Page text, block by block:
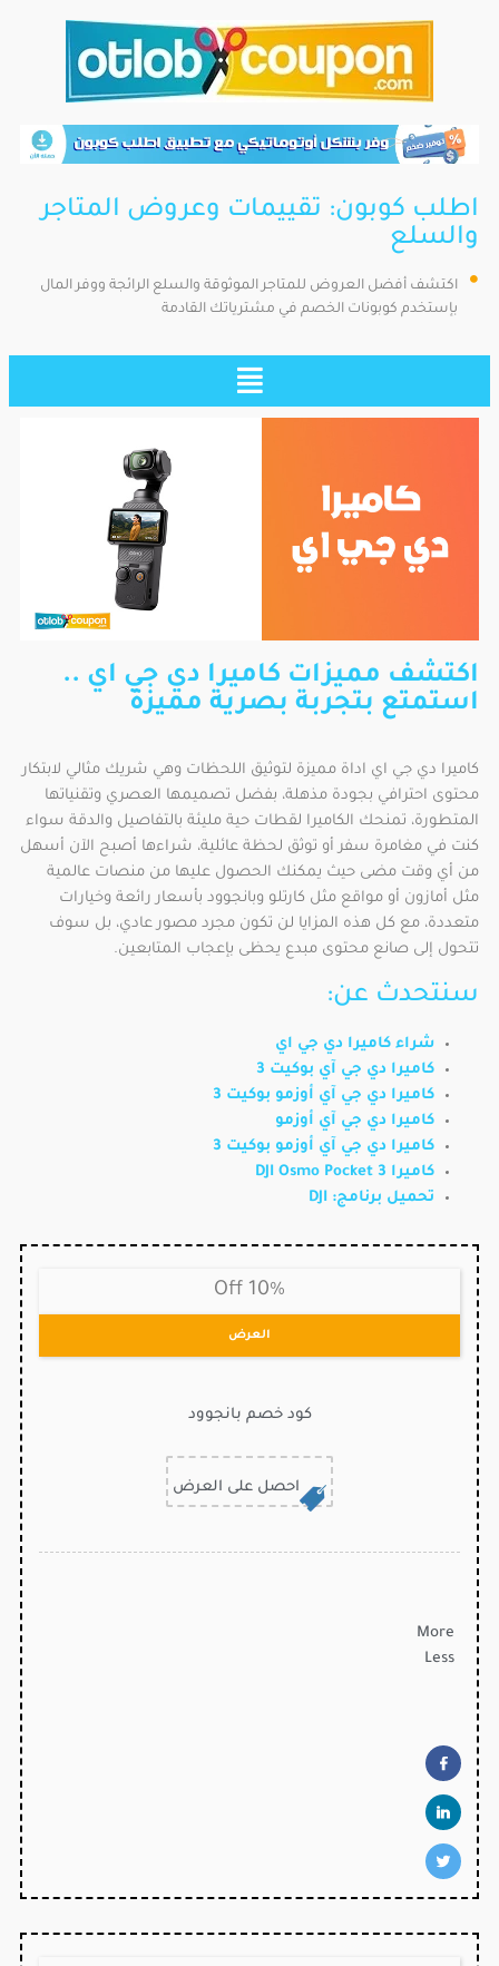
اطلب كوبون: تقييمات وعروض المتاجر
والسلع
اكتشف أفضل العروض للمتاجر الموثوقة والسلع الرائجة ووفر المال
بإستخدم كوبونات الخصم في مشترياتك القادمة
اكتشف مميزات كاميرا دي جي اي ..
استمتع بتجربة بصرية مميزة
كاميرا دي جي اي اداة مميزة لتوثيق اللحظات وهي شريك مثالي لابتكار
محتوى احترافي بجودة مذهلة، بفضل تصميمها العصري وتقنياتها
المتطورة، تمنحك الكاميرا لقطات حية مليئة بالتفاصيل والدقة سواء
كنت في مغامرة سفر أو توثق لحظة عائلية، شراءها أصبح الآن أسهل
من أي وقت مضى حيث يمكنك الحصول عليها من منصات عالمية
مثل أمازون أو مواقع مثل كارتلو وبانجوود بأسعار رائعة وخيارات
متعددة، مع كل هذه المزايا لن تكون مجرد مصور عادي، بل سوف
تتحول إلى صانع محتوى مبدع يحظى بإعجاب المتابعين.
سنتحدث عن:
شراء كاميرا دي جي اي
كاميرا دي جي آي بوكيت 3
كاميرا دي جي آي أوزمو بوكيت 3
كاميرا دي جي آي أوزمو
كاميرا دي جي آي أوزمو بوكيت 3
كاميرا DJI Osmo Pocket 3
تحميل برنامج: DJI
10% Off
العرض
كود خصم بانجوود
احصل على العرض
More
Less